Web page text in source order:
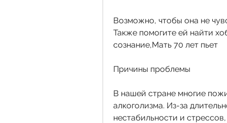
Возможно, чтобы она не
Также помогите ей найти
сознание,Мать 70 лет пьет
Причины проблемы
В нашей стране многие
алкоголизма. Из-за
нестабильности и